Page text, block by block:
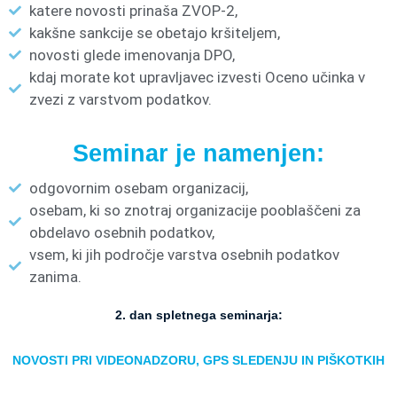
katere novosti prinaša ZVOP-2,
kakšne sankcije se obetajo kršiteljem,
novosti glede imenovanja DPO,
kdaj morate kot upravljavec izvesti Oceno učinka v
zvezi z varstvom podatkov.
Seminar je namenjen:
odgovornim osebam organizacij,
osebam, ki so znotraj organizacije pooblaščeni za
obdelavo osebnih podatkov,
vsem, ki jih področje varstva osebnih podatkov
zanima.
2. dan spletnega seminarja:
NOVOSTI PRI VIDEONADZORU, GPS SLEDENJU IN PIŠKOTKIH